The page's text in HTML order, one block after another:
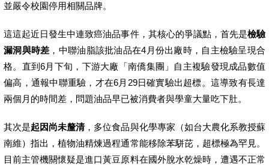
並嚴令校園停用相關品牌。
這這起近日發生中連致癌油品事件，其核心的爭議點，首先是檢驗
漏洞與時差 ，中聯油脂該批油品在4月份出廠時，自主檢驗呈現合
格。直到6月下旬，下游大廠「南僑集團」自主複驗發現成品數值
偏高，通報中聯重驗，才在6月29日確實驗出超標。這導致有長達
兩個月的時間差，問題油品早已被消費者與學童大量吃下肚。
其次是起因尚未釐清，多位食品與化學專家（如台大農化系教授蘇
南維）指出，植物油精煉過程通常能移除苯駢芘，超標極為罕見。
目前主管機關懷疑是進口黃豆原料在國外脫水乾燥時，遭遇不正常